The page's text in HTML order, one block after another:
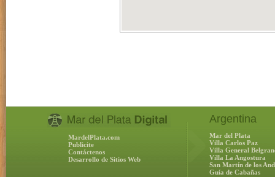
MardelPlata.com
Publicite
Contáctenos
Desarrollo de Sitios Web
Argentina
Mar del Plata
Villa Carlos Paz
Villa General
Villa La Angostura
San Martín de los
Guía de Cabañas